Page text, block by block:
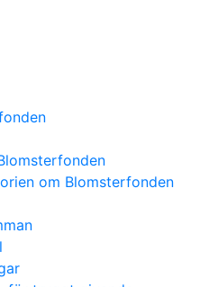
om Blomsterfonden